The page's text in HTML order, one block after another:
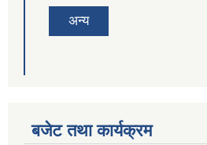
अन्य
बजेट तथा कार्यक्रम